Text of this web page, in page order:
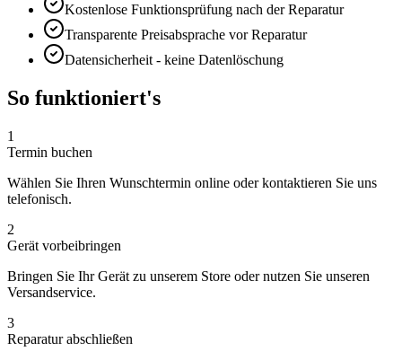
Kostenlose Funktionsprüfung nach der Reparatur
Transparente Preisabsprache vor Reparatur
Datensicherheit - keine Datenlöschung
So funktioniert's
1
Termin buchen
Wählen Sie Ihren Wunschtermin online oder kontaktieren Sie uns
telefonisch.
2
Gerät vorbeibringen
Bringen Sie Ihr Gerät zu unserem Store oder nutzen Sie unseren
Versandservice.
3
Reparatur abschließen